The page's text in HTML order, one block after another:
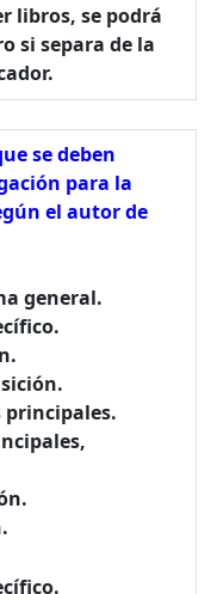
libros, se podrá
si separa de la
se deben
para la
el autor de
general.
principales.